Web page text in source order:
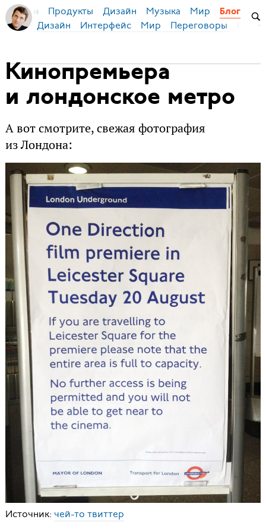
Бирман Продукты Дизайн Музыка Мир Блог
Дизайн Интерфейс Мир Переговоры
Кинопремьера
и лондонское метро
А вот смотрите, свежая фотография
из Лондона:
Источник: чей-то твиттер